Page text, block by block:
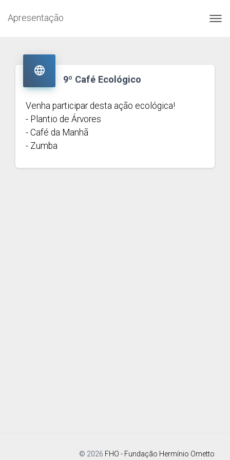
Apresentação

9º Café Ecológico
Venha participar desta ação ecológica!
- Plantio de Árvores
- Café da Manhã
- Zumba
© 2026 FHO - Fundação Hermínio Ometto